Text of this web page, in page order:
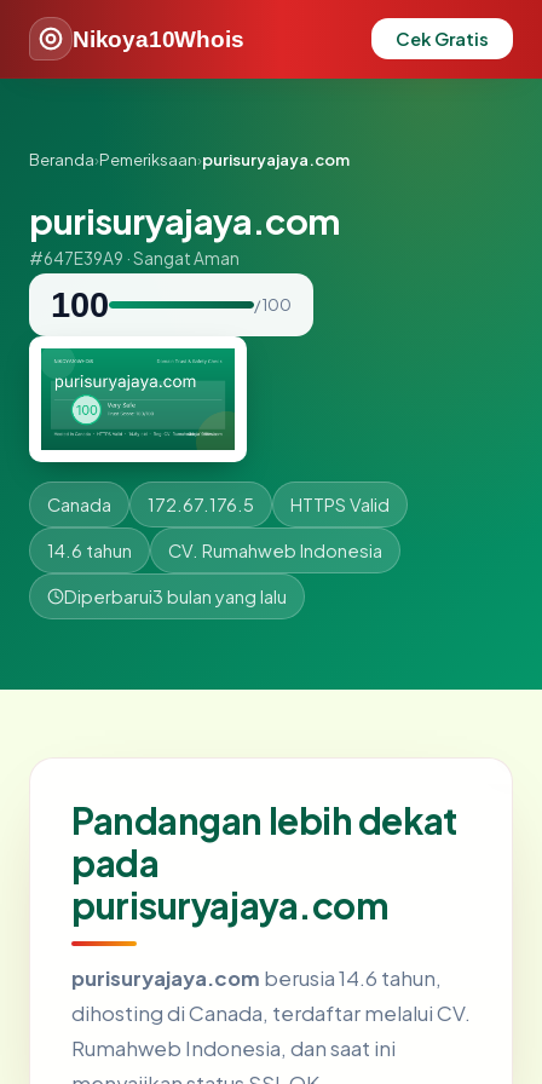
Nikoya10Whois Cek Gratis
Beranda›Pemeriksaan›purisuryajaya.com
purisuryajaya.com
#647E39A9 · Sangat Aman
100 / 100
Canada 172.67.176.5 HTTPS Valid
14.6 tahun CV. Rumahweb Indonesia
Diperbarui3 bulan yang lalu
Pandangan lebih dekat
pada
purisuryajaya.com
purisuryajaya.com berusia 14.6 tahun,
dihosting di Canada, terdaftar melalui CV.
Rumahweb Indonesia, dan saat ini